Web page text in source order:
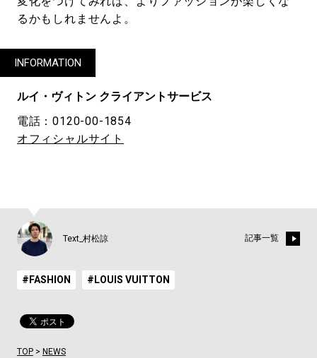
るかもしれませんよ。
INFORMATION
ルイ・ヴィトン クライアントサービス
電話：0120-00-1854
オフィシャルサイト
Text_村松諒 記事一覧
#FASHION #LOUIS VUITTON
TOP> NEWS